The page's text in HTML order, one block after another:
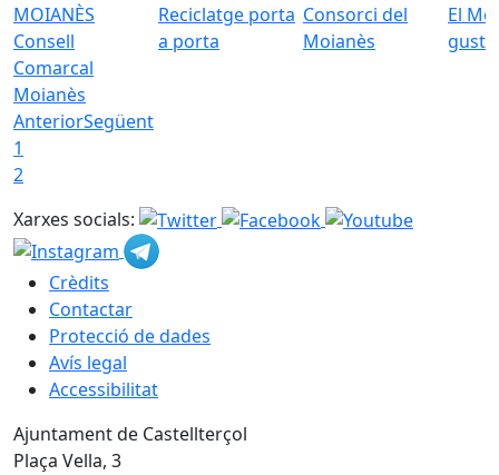
Consell
Comarcal
Moianès
Reciclatge porta
a porta
Consorci del
Moianès
El
gust
AnteriorSegüent
1
2
Xarxes socials:
Crèdits
Contactar
Protecció de dades
Avís legal
Accessibilitat
Ajuntament de Castellterçol
Plaça Vella, 3